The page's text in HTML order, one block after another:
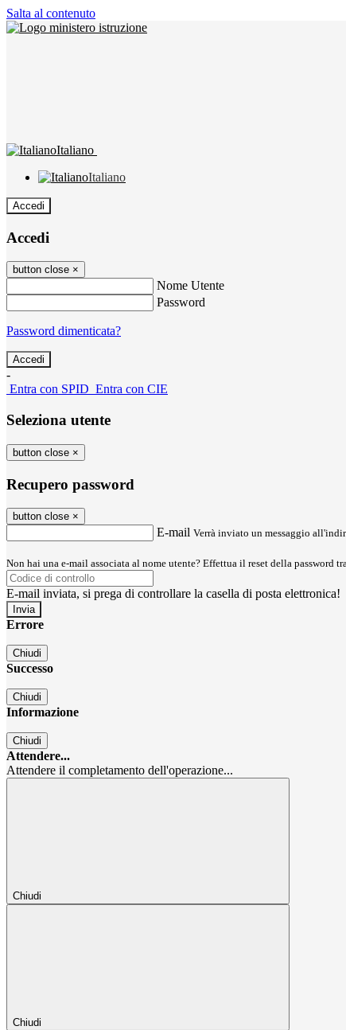
Salta al contenuto
Italiano
Italiano
Accedi
Accedi
button close ×
Nome Utente
Password
Password dimenticata?
-
Entra con SPID Entra con CIE
Seleziona utente
button close ×
Recupero password
button close ×
E-mail Verrà inviato un messaggio
Non hai una e-mail associata al nome utente? Effettua il reset della password
E-mail inviata, si prega di controllare la casella di posta elettronica!
Errore
Chiudi
Successo
Chiudi
Informazione
Chiudi
Attendere...
Attendere il completamento dell'operazione...
Chiudi
Chiudi